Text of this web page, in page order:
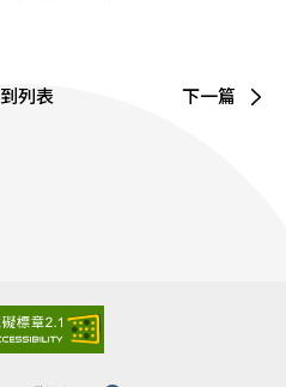
列表 下一篇